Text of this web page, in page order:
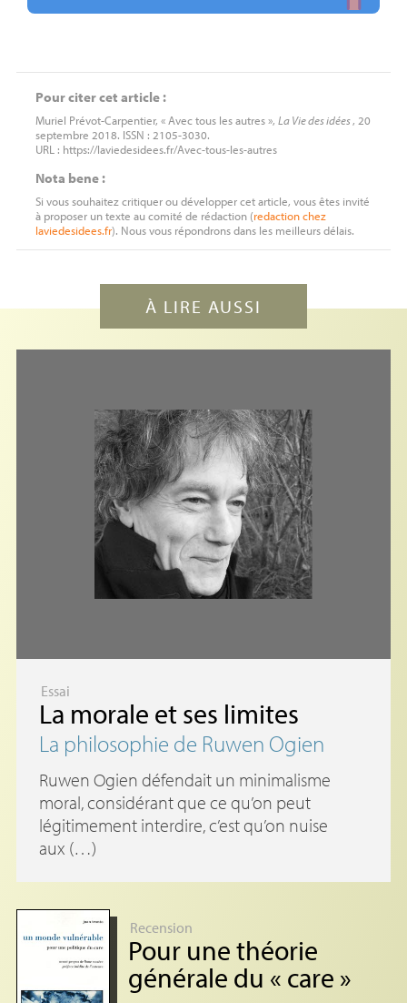
Pour citer cet article :
Muriel Prévot-Carpentier, « Avec tous les autres », La Vie des idées, 20
septembre 2018. ISSN : 2105-3030.
URL : https://laviedesidees.fr/Avec-tous-les-autres
Nota bene :
Si vous souhaitez critiquer ou développer cet article, vous êtes invité
à proposer un texte au comité de rédaction (redactionchez
laviedesidees.fr). Nous vous répondrons dans les meilleurs délais.
À LIRE AUSSI
Essai
La morale et ses limites
La philosophie de Ruwen Ogien
Ruwen Ogien défendait un minimalisme
moral, considérant que ce qu’on peut
légitimement interdire, c’est qu’on nuise
aux (…)
Recension
Pour une théorie
générale du « care »